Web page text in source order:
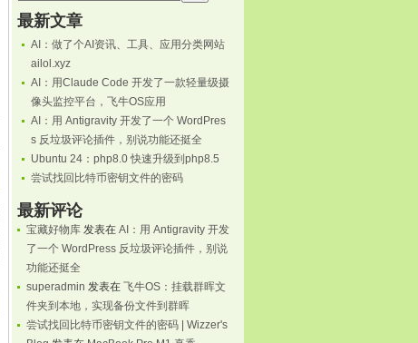
最新文章
AI：做了个AI资讯、工具、应用分类网站
ailol.xyz
AI：用Claude Code 开发了一款轻量级摄
像头监控平台，飞牛OS应用
AI：用 Antigravity 开发了一个 WordPres
s 反垃圾评论插件，别说功能还挺全
Ubuntu 24：php8.0 快速升级到php8.5
尝试找回比特币密钥文件的密码
最新评论
宝藏好物库 发表在 AI：用 Antigravity 开发
了一个 WordPress 反垃圾评论插件，别说
功能还挺全
superadmin 发表在 飞牛OS：挂载群晖文
件夹到本地，实现备份文件到群晖
尝试找回比特币密钥文件的密码 | Wizzer's